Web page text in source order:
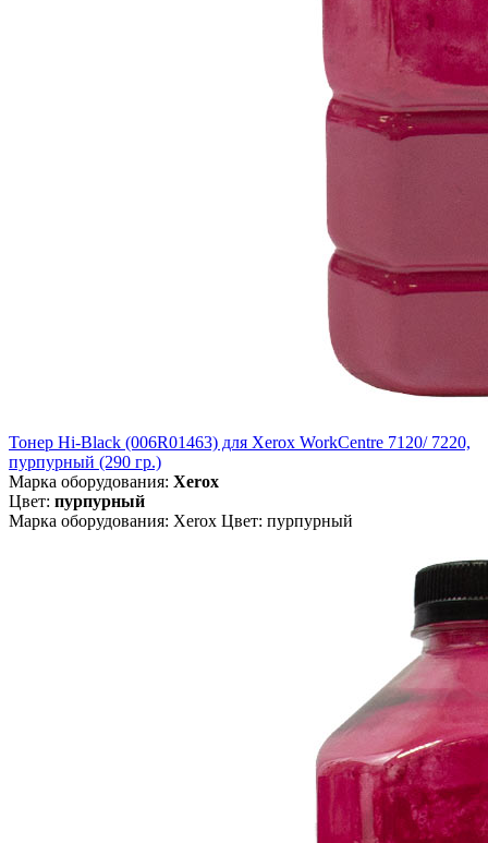
Тонер Hi-Black (006R01463) для Xerox WorkCentre 7120/ 7220,
пурпурный (290 гр.)
Марка оборудования: Xerox
Цвет: пурпурный
Марка оборудования: Xerox Цвет: пурпурный